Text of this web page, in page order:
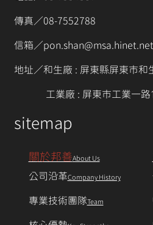
傳真／08-7552788
信箱／pon.shan@msa.hinet.net
地址／和生廠 : 屏東縣屏東市和
工業廠 : 屏東市工業一路
sitemap
關於邦善About Us
公司沿革Company History
專業技術團隊Team